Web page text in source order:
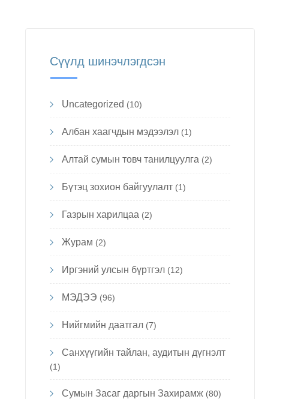
Сүүлд шинэчлэгдсэн
Uncategorized (10)
Албан хаагчдын мэдээлэл(1)
Алтай сумын товч танилцуулга (2)
Бүтэц зохион байгуулалт(1)
Газрын харилцаа (2)
Журам (2)
Иргэний улсын бүртгэл(12)
МЭДЭЭ (96)
Нийгмийн даатгал(7)
Санхүүгийн тайлан, аудитын дүгнэлт
(1)
Сумын Засаг даргын Захирамж(80)